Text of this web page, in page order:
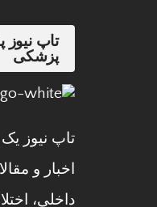
تاپ نیوز
پزشکی
تاپ نیوز یک
اخبار و
داخلی،